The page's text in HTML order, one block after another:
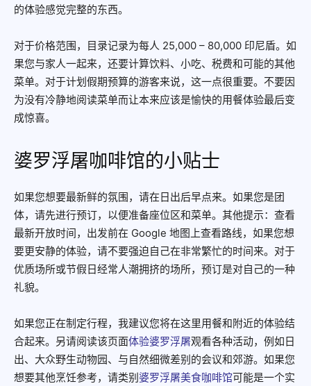
的体验感觉完整的东西。
对于价格范围，目录记录为每人 25,000 – 80,000 印尼盾。如
果您与家人一起来，还要计算饮料、小吃、税费和可能的其他
菜单。对于计划假期预算的游客来说，这一点很重要。不要因
为没有冷静地阅读菜单而让本来应该是愉快的用餐体验最后变
成惊喜。
婆罗浮屠咖啡馆的小贴士
如果您想要最新鲜的氛围，请在日出后早点来。如果您是团
体，请先进行预订，以便准备座位区和菜单。其他提示：查看
最新开放时间，出发前在 Google 地图上查看路线，如果您想
要更安静的体验，请不要强迫自己在非常繁忙的时间来。对于
优质场所或节假日经常人潮拥挤的场所，预订是对自己的一种
礼貌。
如果您正在制定行程，我建议您将在这里用餐和附近的体验结
合起来。另请阅读该页面体验婆罗浮屠观看各种活动，例如日
出、大众野生动物园、与自然细微差别的会议和郊游。如果您
想要其他烹饪参考，请类别婆罗浮屠美食咖啡馆可能是一个实